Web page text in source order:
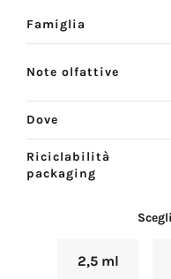
Famiglia
Note olfattive
Dove
Riciclabilità
packaging
2,5 ml